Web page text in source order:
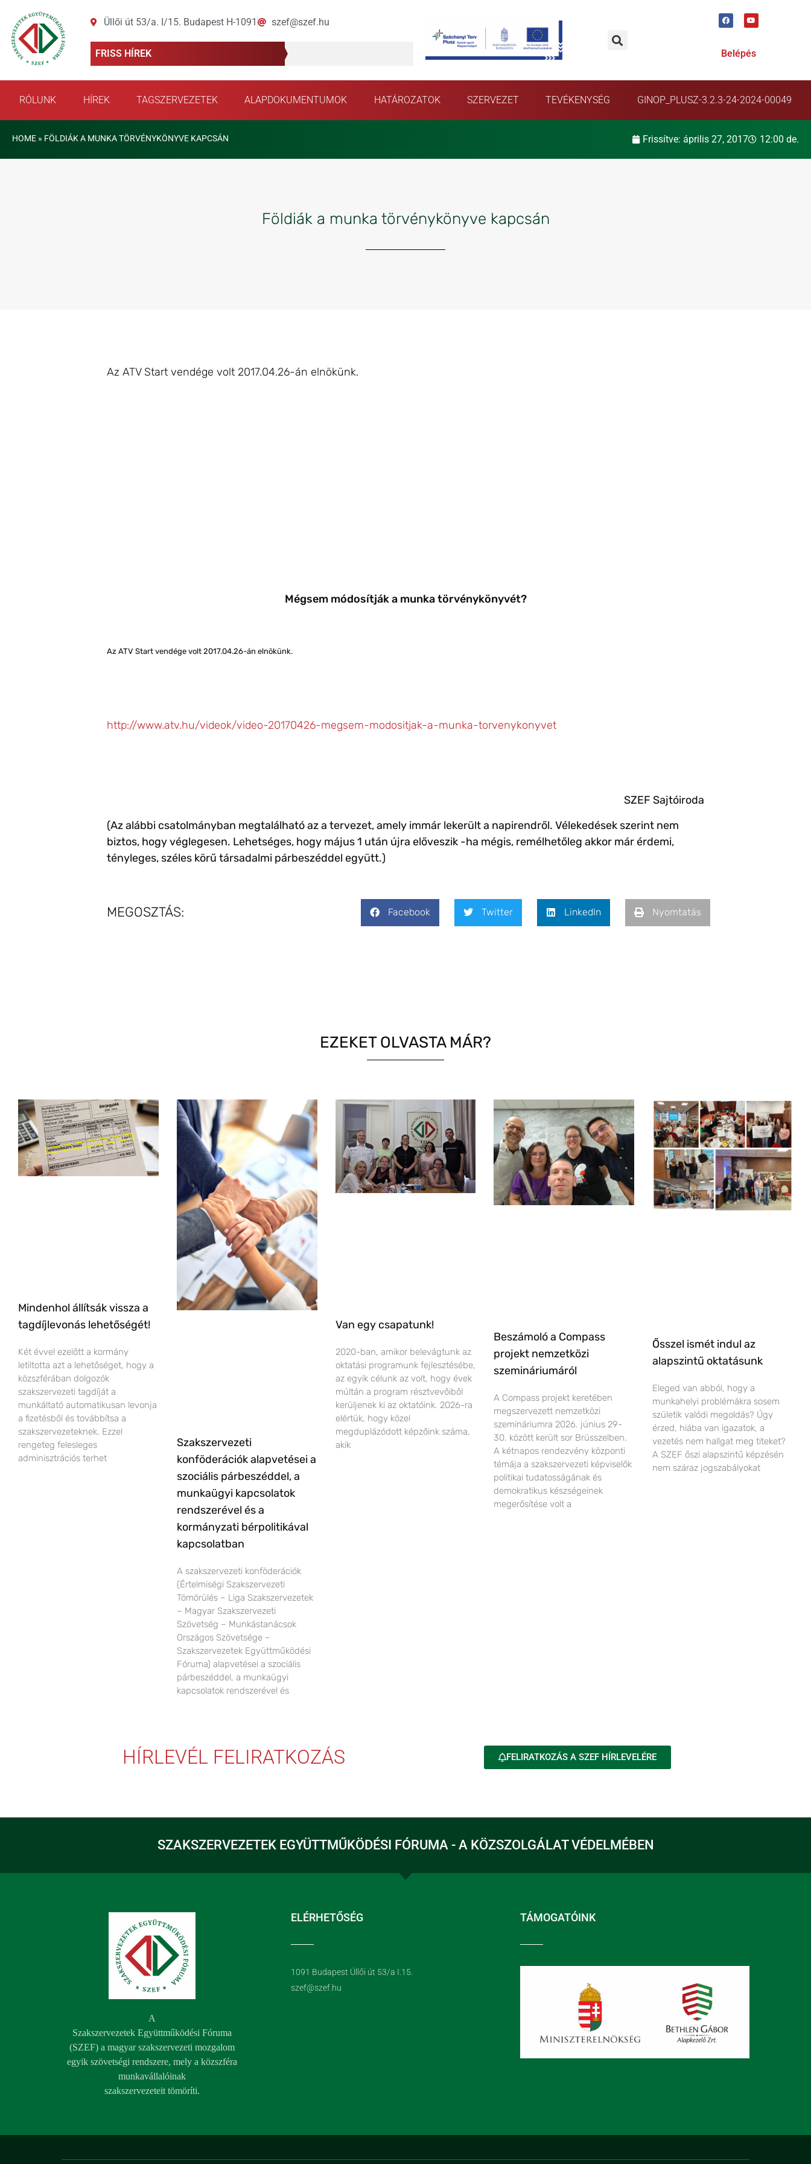
Üllői út 53/a. I/15. Budapest H-1091 szef@szef.hu
FRISS HÍREK Belépés
RÓLUNK HÍREK TAGSZERVEZETEK ALAPDOKUMENTUMOK HATÁROZATOK SZERVEZET TEVÉKENYSÉG GINOP_PLUSZ-3.2.3-24-2024-00049
HOME » FÖLDIÁK A MUNKA TÖRVÉNYKÖNYVE KAPCSÁN Frissítve: április 27, 2017 12:00 de.
Földiák a munka törvénykönyve kapcsán
Az ATV Start vendége volt 2017.04.26-án elnökünk.
Mégsem módosítják a munka törvénykönyvét?
Az ATV Start vendége volt 2017.04.26-án elnökünk.
http://www.atv.hu/videok/video-20170426-megsem-modositjak-a-munka-torvenykonyvet
SZEF Sajtóiroda
(Az alábbi csatolmányban megtalálható az a tervezet, amely immár lekerült a napirendről. Vélekedések szerint nem
biztos, hogy véglegesen. Lehetséges, hogy május 1 után újra előveszik -ha mégis, remélhetőleg akkor már érdemi,
tényleges, széles körű társadalmi párbeszéddel együtt.)
MEGOSZTÁS: Facebook Twitter LinkedIn Nyomtatás
EZEKET OLVASTA MÁR?
Mindenhol állítsák vissza a
tagdíjlevonás lehetőségét!
Két évvel ezelőtt a kormány
letiltotta azt a lehetőséget, hogy a
közszférában dolgozók
szakszervezeti tagdíját a
munkáltató automatikusan levonja
a fizetésből és továbbítsa a
szakszervezeteknek. Ezzel
rengeteg felesleges
adminisztrációs terhet
Szakszervezeti
konföderációk alapvetései a
szociális párbeszéddel, a
munkaügyi kapcsolatok
rendszerével és a
kormányzati bérpolitikával
kapcsolatban
A szakszervezeti konföderációk
(Értelmiségi Szakszervezeti
Tömörülés – Liga Szakszervezetek
– Magyar Szakszervezeti
Szövetség – Munkástanácsok
Országos Szövetsége –
Szakszervezetek Együttműködési
Fóruma) alapvetései a szociális
párbeszéddel, a munkaügyi
kapcsolatok rendszerével és
Van egy csapatunk!
2020-ban, amikor belevágtunk az
oktatási programunk fejlesztésébe,
az egyik célunk az volt, hogy évek
múltán a program résztvevőiből
kerüljenek ki az oktatóink. 2026-ra
elértük, hogy közel
megduplázódott képzőink száma,
akik
Beszámoló a Compass
projekt nemzetközi
szemináriumáról
A Compass projekt keretében
megszervezett nemzetközi
szemináriumra 2026. június 29-
30. között került sor Brüsszelben.
A kétnapos rendezvény központi
témája a szakszervezeti képviselők
politikai tudatosságának és
demokratikus készségeinek
megerősítése volt a
Ősszel ismét indul az
alapszintű oktatásunk
Eleged van abból, hogy a
munkahelyi problémákra sosem
születik valódi megoldás? Úgy
érzed, hiába van igazatok, a
vezetés nem hallgat meg titeket?
A SZEF őszi alapszintű képzésén
nem száraz jogszabályokat
HÍRLEVÉL FELIRATKOZÁS FELIRATKOZÁS A SZEF HÍRLEVELÉRE
SZAKSZERVEZETEK EGYÜTTMŰKÖDÉSI FÓRUMA - A KÖZSZOLGÁLAT VÉDELMÉBEN
A
Szakszervezetek Együttműködési Fóruma
(SZEF) a magyar szakszervezeti mozgalom
egyik szövetségi rendszere, mely a közszféra
munkavállalóinak
szakszervezeteit tömöríti.
ELÉRHETŐSÉG
1091 Budapest Üllői út 53/a I.15.
szef@szef.hu
TÁMOGATÓINK